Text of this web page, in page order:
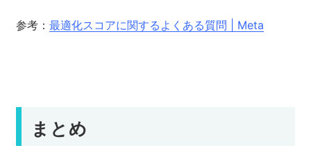
参考： 最適化スコアに関するよくある質問 | Meta
まとめ